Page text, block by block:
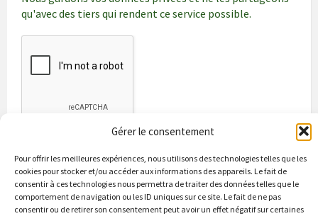
Gérer le consentement
Pour offrir les meilleures expériences, nous utilisons des technologies telles que les
cookies pour stocker et/ou accéder aux informations des appareils. Le fait de
consentir à ces technologies nous permettra de traiter des données telles que le
comportement de navigation ou les ID uniques sur ce site. Le fait de ne pas
consentir ou de retirer son consentement peut avoir un effet négatif sur certaines
qu'avec des tiers qui rendent ce service possible.